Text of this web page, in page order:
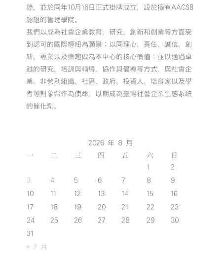
錄，並於同年10月16日正式掛牌成立，設於擁有AACSB
認證的管理學院。
我們以成為社會企業教育、研究、創新和創業等方面受
到認可的國際樞紐為願景；以同理心、責任、誠信、創
新、專業以及樂趣做為本中心的核心價值；並以通過卓
越的研究、培訓與輔導、協作與倡導等方式，與社會企
業、非營利組織、社區、政府、投資人、培育家以及學
者等對象合作為使命，以期成為臺灣社會企業生態系統
的催化劑。
2026 年 8 月
一 二 三 四 五 六 日
1
2
3
4 5 6 7 8
9
10
11 12 13 14 15
16
17
18 19 20 21 22
23
24
25 26 27 28 29
30
31
« 7 月